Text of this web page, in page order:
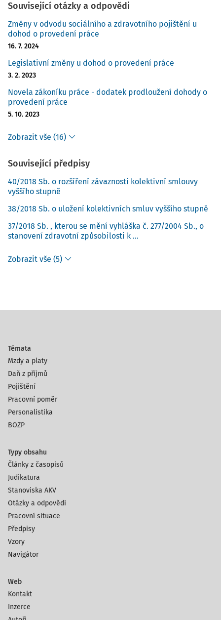
Související otázky a odpovědi
Změny v odvodu sociálního a zdravotního pojištění u
dohod o provedení práce
16. 7. 2024
Legislativní změny u dohod o provedení práce
3. 2. 2023
Novela zákoníku práce - dodatek prodloužení dohody o
provedení práce
5. 10. 2023
Zobrazit vše (16)
Související předpisy
40/2018 Sb. o rozšíření závaznosti kolektivní smlouvy
vyššího stupně
38/2018 Sb. o uložení kolektivních smluv vyššího stupně
37/2018 Sb. , kterou se mění vyhláška č. 277/2004 Sb., o
stanovení zdravotní způsobilosti k ...
Zobrazit vše (5)
Témata
Mzdy a platy
Daň z příjmů
Pojištění
Pracovní poměr
Personalistika
BOZP
Typy obsahu
Články z časopisů
Judikatura
Stanoviska AKV
Otázky a odpovědi
Pracovní situace
Předpisy
Vzory
Navigátor
Web
Kontakt
Inzerce